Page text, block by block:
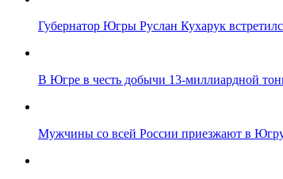
Губернатор Югры Руслан Кухарук
В Югре в честь добычи 13-миллиардной
Мужчины со всей России приезжают в